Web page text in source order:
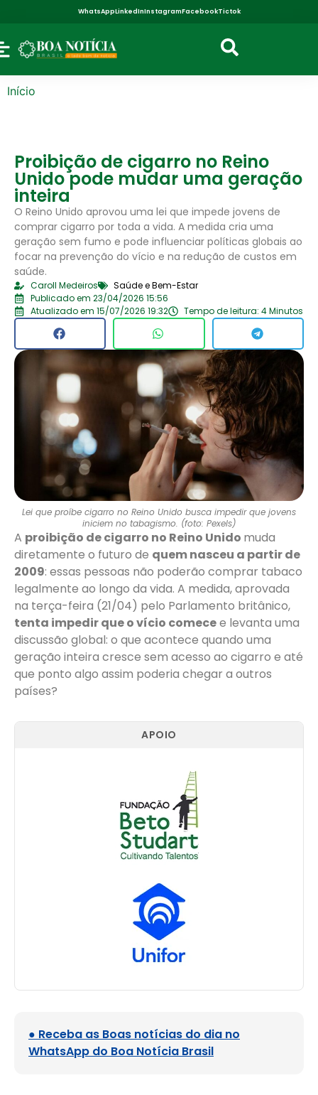
WhatsAppLinkedInInstagramFacebookTictok
Início
Proibição de cigarro no Reino
Unido pode mudar uma geração
inteira
O Reino Unido aprovou uma lei que impede jovens de
comprar cigarro por toda a vida. A medida cria uma
geração sem fumo e pode influenciar políticas globais ao
focar na prevenção do vício e na redução de custos em
saúde.
Caroll Medeiros
Saúde e Bem-Estar
Publicado em 23/04/2026 15:56
Atualizado em 15/07/2026 19:32
Tempo de leitura: 4 Minutos
Lei que proíbe cigarro no Reino Unido busca impedir que jovens
iniciem no tabagismo. (foto: Pexels)
A proibição de cigarro no Reino Unido muda
diretamente o futuro de quem nasceu a partir de
2009: essas pessoas não poderão comprar tabaco
legalmente ao longo da vida. A medida, aprovada
na terça-feira (21/04) pelo Parlamento britânico,
tenta impedir que o vício comecee levanta uma
discussão global: o que acontece quando uma
geração inteira cresce sem acesso ao cigarro e até
que ponto algo assim poderia chegar a outros
países?
APOIO
● Receba as Boas notícias do dia no
WhatsApp do Boa Notícia Brasil